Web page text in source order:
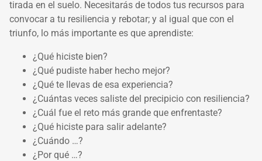
tirada en el suelo. Necesitarás de todos tus recursos para
convocar a tu resiliencia y rebotar; y al igual que con el
triunfo, lo más importante es que aprendiste:
¿Qué hiciste bien?
¿Qué pudiste haber hecho mejor?
¿Qué te llevas de esa experiencia?
¿Cuántas veces saliste del precipicio con resiliencia?
¿Cuál fue el reto más grande que enfrentaste?
¿Qué hiciste para salir adelante?
¿Cuándo …?
¿Por qué …?